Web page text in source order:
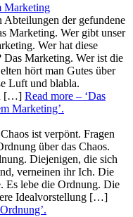
Marketing
der gefundene
Marketing. Wer gibt unser
Wer hat diese
Das Marketing. Wer ist die
hört man Gutes über
Luft und blabla.
[…] Read more – ‘Das
Marketing’.
ist verpönt. Fragen
über das Chaos.
Diejenigen, die sich
verneinen ihr Ich. Die
Es lebe die Ordnung. Die
Idealvorstellung […]
.